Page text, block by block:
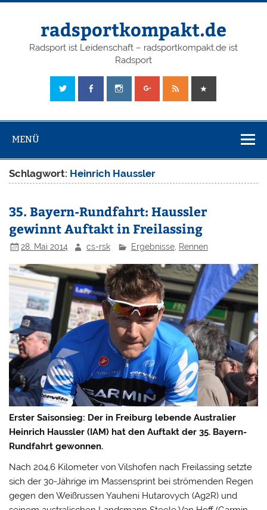
radsportkompakt.de
Radsport ist Leidenschaft – radsportkompakt.de ist
Radsport
MENÜ
Schlagwort: Heinrich Haussler
35. Bayern-Rundfahrt: Haussler
gewinnt Auftakt in Freilassing
28. Mai 2014 cs-rsk Ergebnisse, Rennen
Erster Saisonsieg: Der in Freiburg lebende Australier
Heinrich Haussler (IAM) hat den Auftakt der 35. Bayern-
Rundfahrt gewonnen.
Nach 204,6 Kilometer von Vilshofen nach Freilassing setzte
sich der 30-Jährige im Massensprint bei strömenden Regen
gegen den Weißrussen Yauheni Hutarovych (Ag2R) und